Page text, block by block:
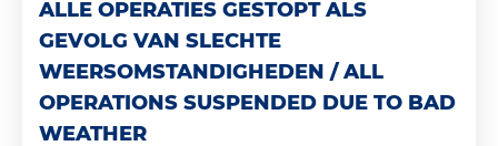
ALLE OPERATIES GESTOPT ALS
GEVOLG VAN SLECHTE
WEERSOMSTANDIGHEDEN / ALL
OPERATIONS SUSPENDED DUE TO BAD
WEATHER